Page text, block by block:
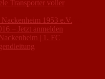
Transporter voller
1953 e.V.
– Jetzt anmelden
| 1. FC